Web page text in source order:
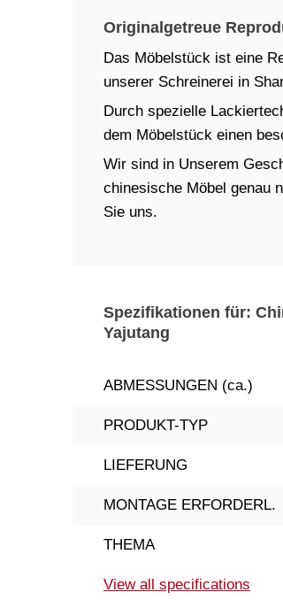
Originalgetreue
Das Möbelstück ist eine
unserer Schreinerei in
Durch spezielle
dem Möbelstück einen
Wir sind in Unserem
chinesische Möbel genau
Sie uns.
Spezifikationen für:
Yajutang
ABMESSUNGEN (ca.)
PRODUKT-TYP
LIEFERUNG
MONTAGE ERFORDERL.
THEMA
View all specifications